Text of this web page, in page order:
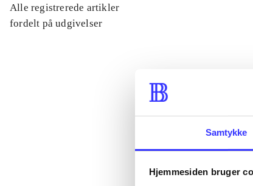
Samtykke
Hjemmesiden bruger
Alle registrerede artikler
fordelt på udgivelser